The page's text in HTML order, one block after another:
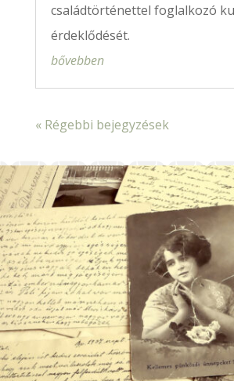
családtörténettel foglalkozó
érdeklődését.
bővebben
« Régebbi bejegyzések